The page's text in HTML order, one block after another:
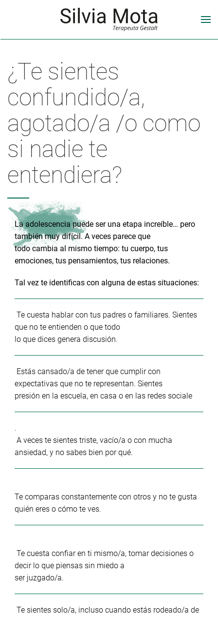
¿Te sientes
confundido/a,
agotado/a /o como
si nadie te
entendiera?
La adolescencia puede ser una etapa increíble… pero
también muy difícil. A veces parece que
todo cambia al mismo tiempo: tu cuerpo, tus
emociones, tus pensamientos, tus relaciones.
Tal vez te identificas con alguna de estas situaciones:
Te cuesta hablar con tus padres o familiares. Sientes
que no te entienden o que todo
lo que dices genera discusión.
Estás cansado/a de tener que cumplir con
expectativas que no te representan. Sientes
presión en la escuela, en casa o en las redes sociale
.
A veces te sientes triste, vacío/a o con mucha
ansiedad, y no sabes bien por qué.
Te comparas constantemente con otros y no te gusta
quién eres o cómo te ves.
Te cuesta confiar en ti mismo/a, tomar decisiones o
decir lo que piensas sin miedo a
ser juzgado/a.
Te sientes solo/a, incluso cuando estás rodeado/a de